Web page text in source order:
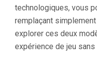
technologiques, vous
remplaçant
explorer ces deux
expérience de jeu